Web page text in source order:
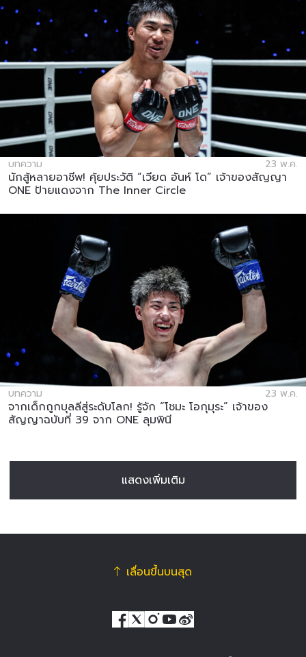
บทความ 23 พ.ค.
นักสู้หลายอาชีพ! คุ้ยประวัติ “เวียด อันห์ โด” เจ้าของสัญญา
ONE ป้ายแดงจาก The Inner Circle
บทความ 23 พ.ค.
จากเด็กถูกบุลลีสู่ระดับโลก! รู้จัก “โชมะ โอกุมุระ” เจ้าของ
สัญญาฉบับที่ 39 จาก ONE ลุมพินี
แสดงเพิ่มเติม
เลื่อนขึ้นบนสุด